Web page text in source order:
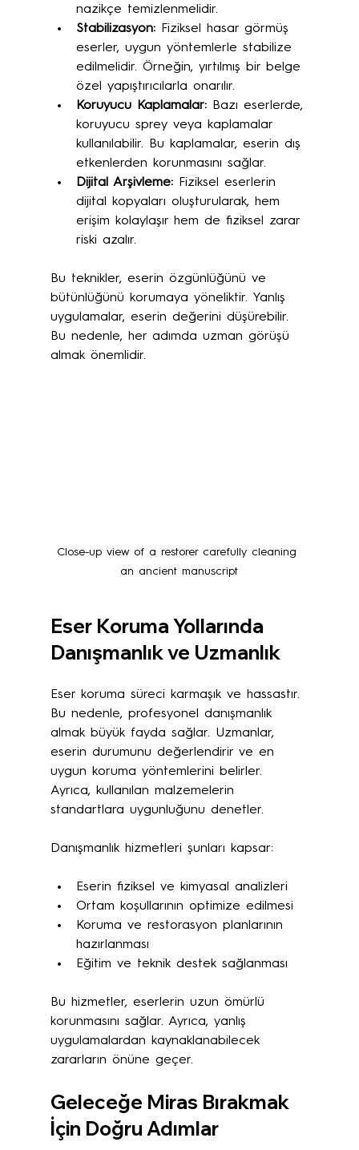
nazikçe temizlenmelidir.
Stabilizasyon: Fiziksel hasar görmüş
eserler, uygun yöntemlerle stabilize
edilmelidir. Örneğin, yırtılmış bir belge
özel yapıştırıcılarla onarılır.
Koruyucu Kaplamalar: Bazı eserlerde,
koruyucu sprey veya kaplamalar
kullanılabilir. Bu kaplamalar, eserin dış
etkenlerden korunmasını sağlar.
Dijital Arşivleme: Fiziksel eserlerin
dijital kopyaları oluşturularak, hem
erişim kolaylaşır hem de fiziksel zarar
riski azalır.
Bu teknikler, eserin özgünlüğünü ve
bütünlüğünü korumaya yöneliktir. Yanlış
uygulamalar, eserin değerini düşürebilir.
Bu nedenle, her adımda uzman görüşü
almak önemlidir.
Close-up view of a restorer carefully cleaning
an ancient manuscript
Eser Koruma Yollarında
Danışmanlık ve Uzmanlık
Eser koruma süreci karmaşık ve hassastır.
Bu nedenle, profesyonel danışmanlık
almak büyük fayda sağlar. Uzmanlar,
eserin durumunu değerlendirir ve en
uygun koruma yöntemlerini belirler.
Ayrıca, kullanılan malzemelerin
standartlara uygunluğunu denetler.
Danışmanlık hizmetleri şunları kapsar:
Eserin fiziksel ve kimyasal analizleri
Ortam koşullarının optimize edilmesi
Koruma ve restorasyon planlarının
hazırlanması
Eğitim ve teknik destek sağlanması
Bu hizmetler, eserlerin uzun ömürlü
korunmasını sağlar. Ayrıca, yanlış
uygulamalardan kaynaklanabilecek
zararların önüne geçer.
Geleceğe Miras Bırakmak
İçin Doğru Adımlar